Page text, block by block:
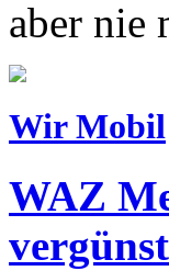
aber nie
Wir Mobil
WAZ